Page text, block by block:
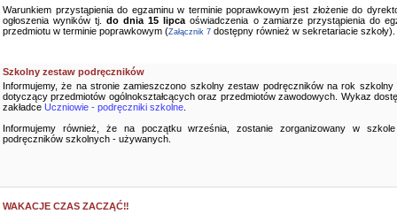
Warunkiem przystąpienia do egzaminu w terminie poprawkowym jest złożenie do
ogłoszenia wyników tj.do dnia 15 lipca oświadczenia o zamiarze przystąpienia do
przedmiotu w terminie poprawkowym (Załącznik 7 dostępny również w sekretariacie szkoły).
Szkolny zestaw podręczników
Informujemy, że na stronie zamieszczono szkolny zestaw podręczników na rok szkolny
dotyczący przedmiotów ogólnokształcących oraz przedmiotów zawodowych. Wykaz
zakładce Uczniowie - podręczniki szkolne
Informujemy również, że na początku września, zostanie zorganizowany w
podręczników szkolnych - używanych.
WAKACJE CZAS ZACZĄĆ‼️